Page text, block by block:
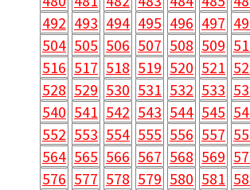
492 493 494 495 496 497
504 505 506 507 508 509
516 517 518 519 520 521
528 529 530 531 532 533
540 541 542 543 544 545
552 553 554 555 556 557
564 565 566 567 568 569
576 577 578 579 580 581